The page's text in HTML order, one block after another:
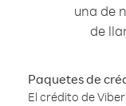
una de
de
Paquetes de
El crédito de